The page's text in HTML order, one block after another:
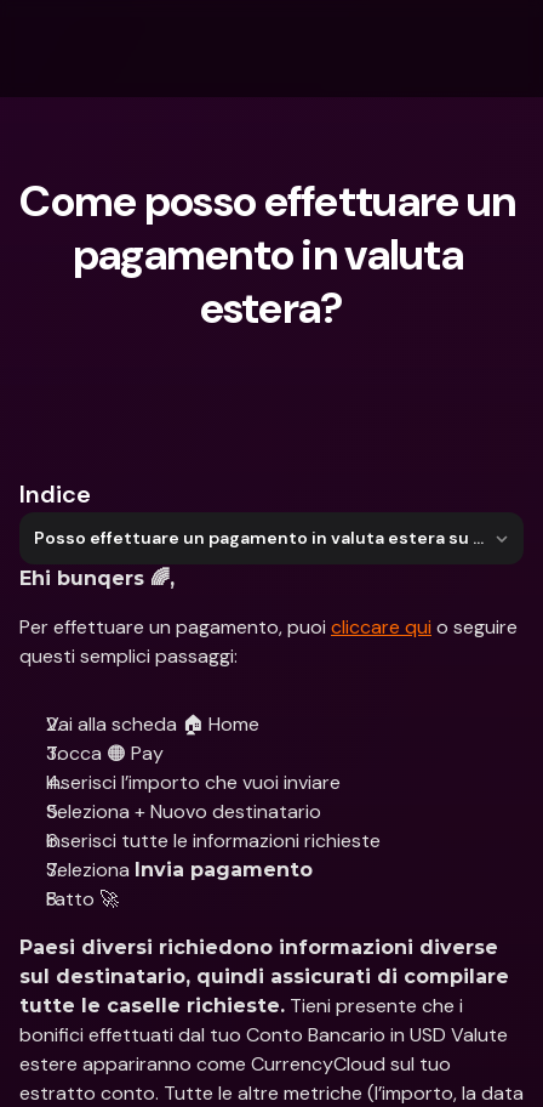
Come posso effettuare un
pagamento in valuta
estera?
Indice
Posso effettuare un pagamento in valuta estera su bunq Web?
Ehi bunqers 🌈,
Per effettuare un pagamento, puoi cliccare qui o seguire
questi semplici passaggi:
Vai alla scheda 🏠 Home
Tocca 🟠 Pay
Inserisci l’importo che vuoi inviare
Seleziona + Nuovo destinatario
Inserisci tutte le informazioni richieste
Seleziona Invia pagamento
Fatto 🚀
Paesi diversi richiedono informazioni diverse
sul destinatario, quindi assicurati di compilare
tutte le caselle richieste. Tieni presente che i
bonifici effettuati dal tuo Conto Bancario in USD Valute
estere appariranno come CurrencyCloud sul tuo
estratto conto. Tutte le altre metriche (l’importo, la data